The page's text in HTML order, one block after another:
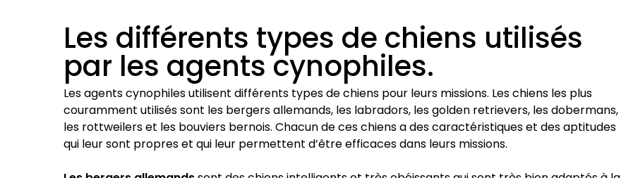
Les différents types de chiens utilisés
par les agents cynophiles.
Les agents cynophiles utilisent différents types de chiens pour leurs missions. Les chiens les plus
couramment utilisés sont les bergers allemands, les labradors, les golden retrievers, les dobermans,
les rottweilers et les bouviers bernois. Chacun de ces chiens a des caractéristiques et des aptitudes
qui leur sont propres et qui leur permettent d’être efficaces dans leurs missions.